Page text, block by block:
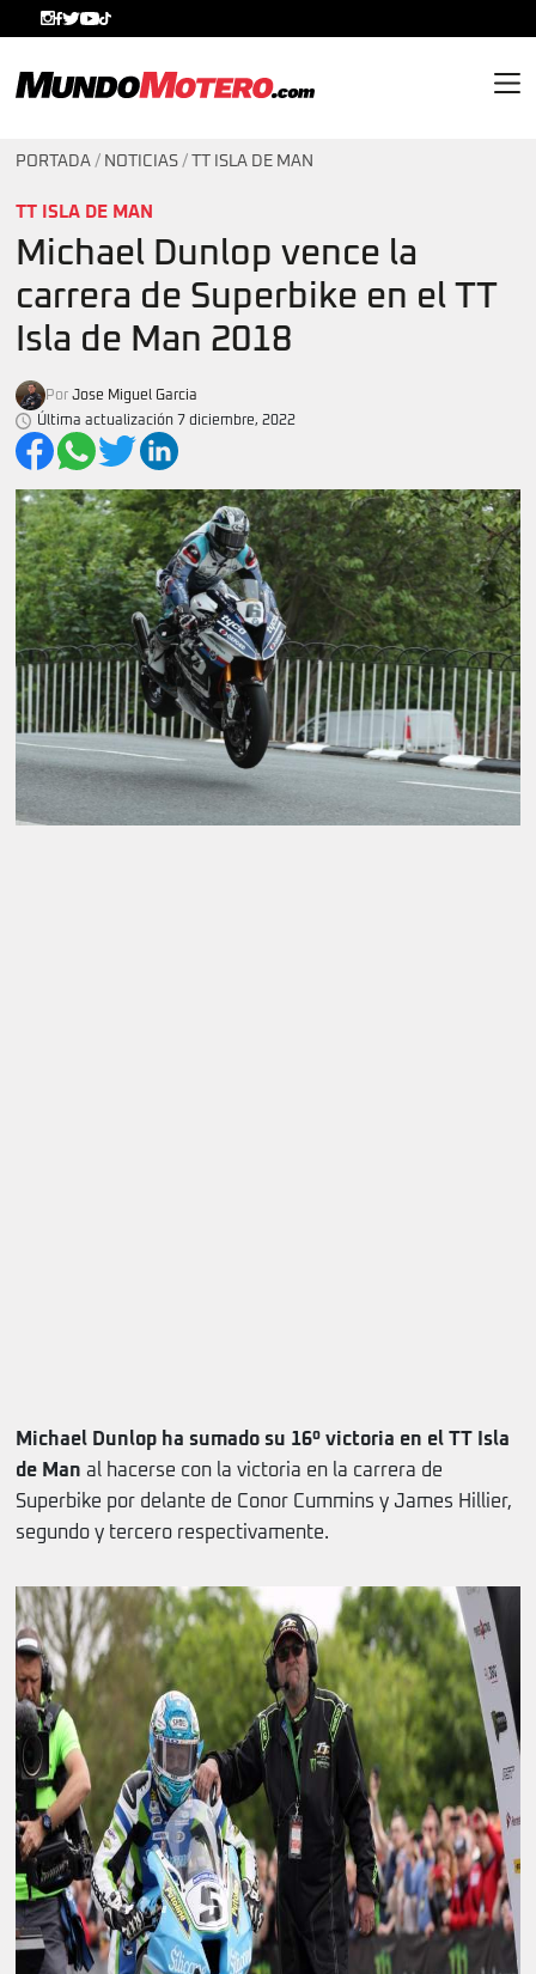
PORTADA / NOTICIAS / TT ISLA DE MAN
TT ISLA DE MAN
Michael Dunlop vence la
carrera de Superbike en el TT
Isla de Man 2018
Por Jose Miguel Garcia
Última actualización 7 diciembre, 2022
Michael Dunlop ha sumado su 16º victoria en el TT Isla
de Man al hacerse con la victoria en la carrera de
Superbike por delante de Conor Cummins y James Hillier,
segundo y tercero respectivamente.